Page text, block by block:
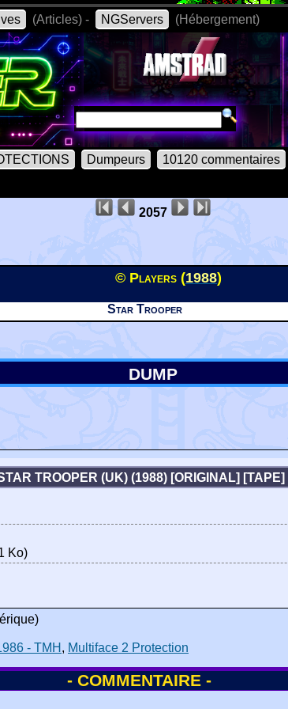
(Articles) - NGServers (Hébergement)
Dumpeurs 10120 commentaires
2057
© Players (1988)
Star Trooper
DUMP
TROOPER (UK) (1988) [ORIGINAL] [TAPE]
Ko)
- TMH , Multiface 2 Protection
- COMMENTAIRE -